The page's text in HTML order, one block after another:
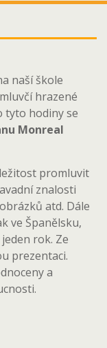
naší škole
hrazené
tyto hodiny se
Monreal
promluvit
znalosti
atd. Dále
ve Španělsku,
rok. Ze
prezentaci.
a